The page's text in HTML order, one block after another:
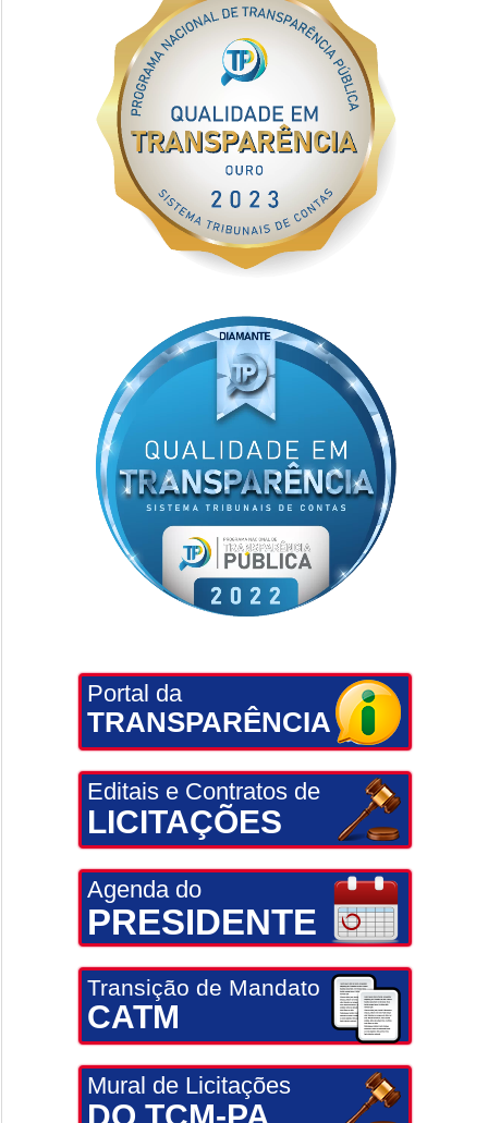
Portal da
TRANSPARÊNCIA
Editais e Contratos de
LICITAÇÕES
Agenda do
PRESIDENTE
Transição de Mandato
CATM
Mural de Licitações
DO TCM-PA